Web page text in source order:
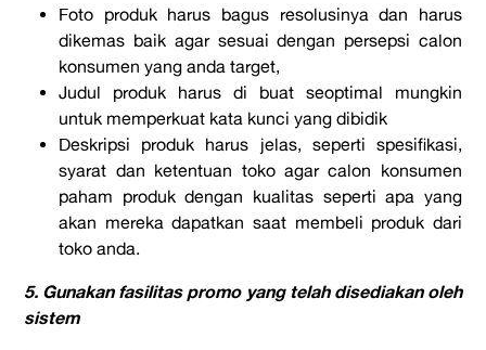
Foto produk harus bagus resolusinya dan harus
dikemas baik agar sesuai dengan persepsi calon
konsumen yang anda target,
Judul produk harus di buat seoptimal mungkin
untuk memperkuat kata kunci yang dibidik
Deskripsi produk harus jelas, seperti spesifikasi,
syarat dan ketentuan toko agar calon konsumen
paham produk dengan kualitas seperti apa yang
akan mereka dapatkan saat membeli produk dari
toko anda.
5. Gunakan fasilitas promo yang telah disediakan oleh
sistem